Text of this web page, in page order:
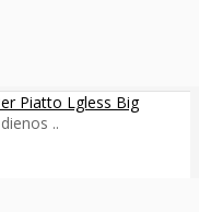
Piatto Lgless Big
..